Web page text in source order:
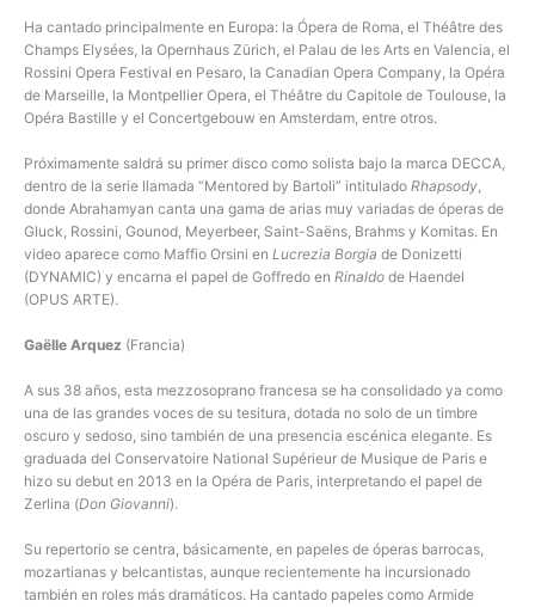
Ha cantado principalmente en Europa: la Ópera de Roma, el Théâtre des
Champs Elysées, la Opernhaus Zürich, el Palau de les Arts en Valencia, el
Rossini Opera Festival en Pesaro, la Canadian Opera Company, la Opéra
de Marseille, la Montpellier Opera, el Théâtre du Capitole de Toulouse, la
Opéra Bastille y el Concertgebouw en Amsterdam, entre otros.
Próximamente saldrá su primer disco como solista bajo la marca DECCA,
dentro de la serie llamada “Mentored by Bartoli” intitulado Rhapsody
donde Abrahamyan canta una gama de arias muy variadas de óperas de
Gluck, Rossini, Gounod, Meyerbeer, Saint-Saëns, Brahms y Komitas. En
video aparece como Maffio Orsini en Lucrezia Borgia de Donizetti
(DYNAMIC) y encarna el papel de Goffredo en Rinaldo de Haendel
(OPUS ARTE).
Gaëlle Arquez (Francia)
A sus 38 años, esta mezzosoprano francesa se ha consolidado ya como
una de las grandes voces de su tesitura, dotada no solo de un timbre
oscuro y sedoso, sino también de una presencia escénica elegante. Es
graduada del Conservatoire National Supérieur de Musique de Paris e
hizo su debut en 2013 en la Opéra de Paris, interpretando el papel de
Zerlina (Don Giovanni).
Su repertorio se centra, básicamente, en papeles de óperas barrocas,
mozartianas y belcantistas, aunque recientemente ha incursionado
también en roles más dramáticos. Ha cantado papeles como Armide